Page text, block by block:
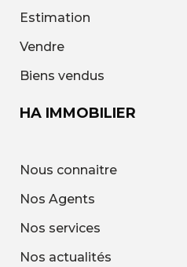
HA IMMOBILIER
Nous connaitre
Nos Agents
Nos services
Nos actualités
Estimation
Vendre
Biens vendus